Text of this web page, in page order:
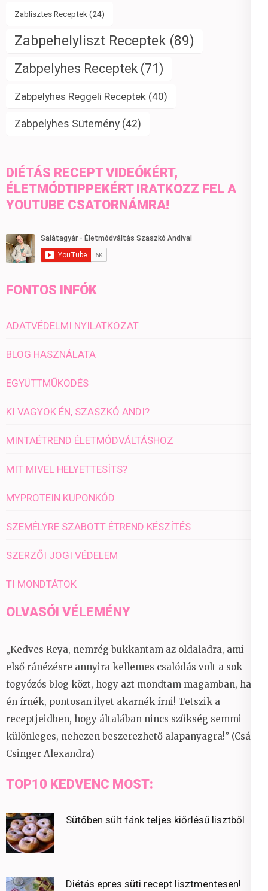
Zablisztes Receptek (24)
Zabpehelyliszt Receptek (89)
Zabpelyhes Receptek (71)
Zabpelyhes Reggeli Receptek (40)
Zabpelyhes Sütemény (42)
DIÉTÁS RECEPT VIDEÓKÉRT,
ÉLETMÓDTIPPEKÉRT IRATKOZZ FEL A
YOUTUBE CSATORNÁMRA!
FONTOS INFÓK
ADATVÉDELMI NYILATKOZAT
BLOG HASZNÁLATA
EGYÜTTMŰKÖDÉS
KI VAGYOK ÉN, SZASZKÓ ANDI?
MINTAÉTREND ÉLETMÓDVÁLTÁSHOZ
MIT MIVEL HELYETTESÍTS?
MYPROTEIN KUPONKÓD
SZEMÉLYRE SZABOTT ÉTREND KÉSZÍTÉS
SZERZŐI JOGI VÉDELEM
TI MONDTÁTOK
OLVASÓI VÉLEMÉNY
„Kedves Reya, nemrég bukkantam az oldaladra, ami
első ránézésre annyira kellemes csalódás volt a sok
fogyózós blog közt, hogy azt mondtam magamban, ha
én írnék, pontosan ilyet akarnék írni! Tetszik a
receptjeidben, hogy általában nincs szükség semmi
különleges, nehezen beszerezhető alapanyagra!” (Csáky
Csinger Alexandra)
TOP10 KEDVENC MOST:
Sütőben sült fánk teljes kiőrlésű lisztből
Diétás epres süti recept lisztmentesen!